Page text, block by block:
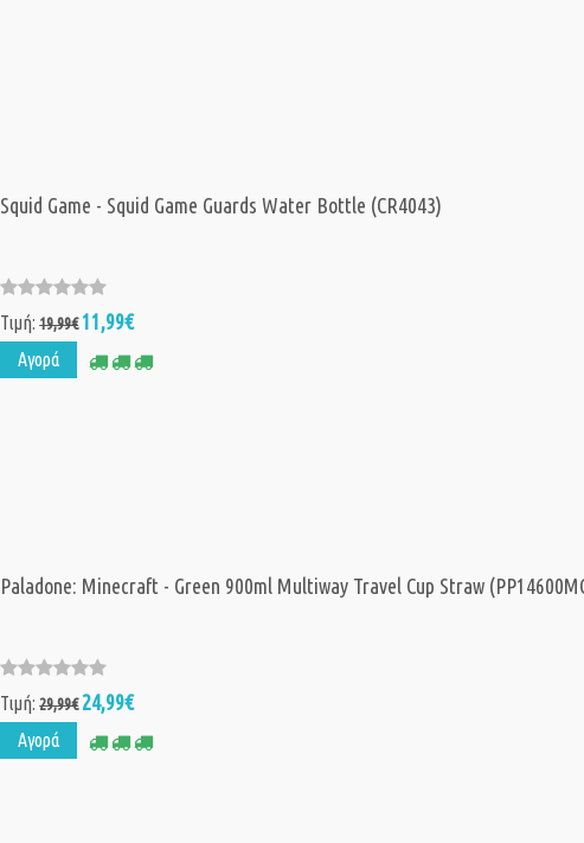
Squid Game - Squid Game Guards Water Bottle (CR4043)
Τιμή:19,99€11,99€
Αγορά
Paladone: Minecraft - Green 900ml Multiway Travel Cup Straw
Τιμή:29,99€24,99€
Αγορά